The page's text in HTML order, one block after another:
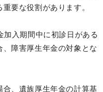
要な役割があります。
加入期間中に初診日がある
障害厚生年金の対象とな
合、遺族厚生年金の計算基